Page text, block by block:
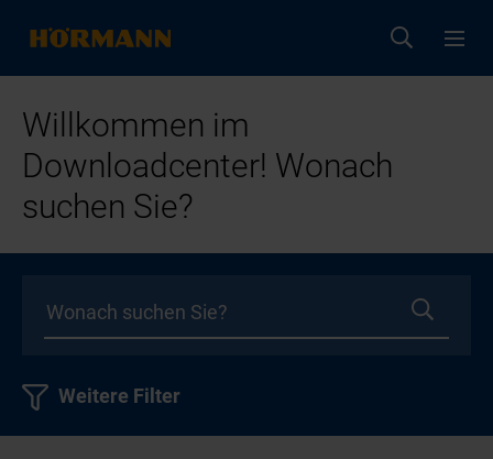
Willkommen im
Downloadcenter! Wonach
suchen Sie?
Weitere Filter